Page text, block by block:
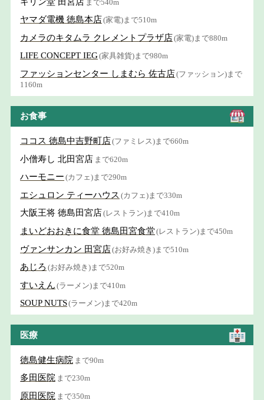
まで540m
ヤマダ電機 徳島本店(家電)まで510m
カメラのキタムラ クレメントプラザ店(家電)まで880m
LIFE CONCEPT IEG(家具雑貨)まで980m
ファッションセンター しまむら 佐古店(ファッション)まで
1160m
お食事
ココス 徳島中吉野町店(ファミレス)まで660m
小僧寿し 北田宮店 まで620m
ハーモニー (カフェ)まで290m
エシュロン ティーハウス (カフェ)まで330m
大阪王将 徳島田宮店(レストラン)まで410m
まいどおおきに食堂 徳島田宮食堂(レストラン)まで450m
ヴァンサンカン 田宮店(お好み焼き)まで510m
あじろ (お好み焼き)まで520m
すいえん (ラーメン)まで410m
SOUP NUTS(ラーメン)まで420m
医療
徳島健生病院 まで90m
多田医院 まで230m
原田医院 まで350m